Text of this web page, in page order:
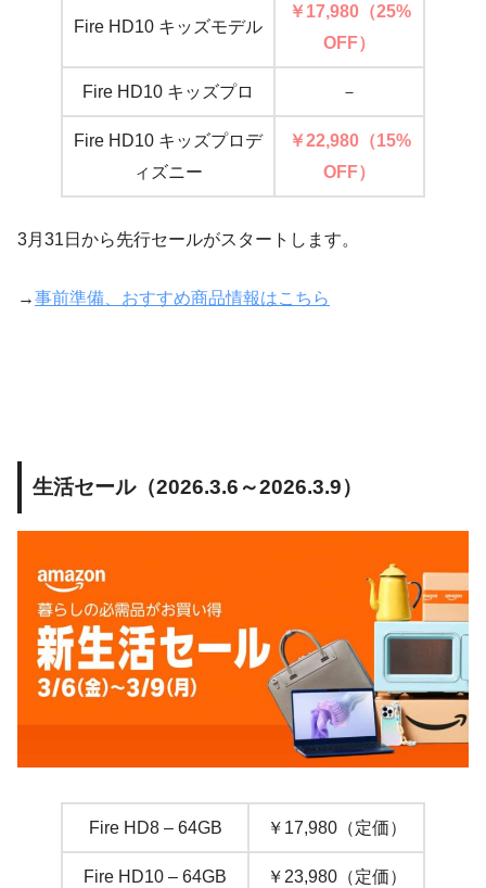
Fire HD10 キッズモデル
￥17,980（25%
OFF）
Fire HD10 キッズプロ －
Fire HD10 キッズプロデ
ィズニー
￥22,980（15%
OFF）
3月31日から先行セールがスタートします。
→事前準備、おすすめ商品情報はこちら
生活セール（2026.3.6～2026.3.9）
Fire HD8 – 64GB ￥17,980（定価）
Fire HD10 – 64GB ￥23,980（定価）